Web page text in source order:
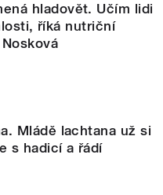
hladovět. Učím lidi
říká nutriční
Mládě lachtana už si
s hadicí a řádí